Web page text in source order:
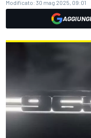
Modificato: 30 mag 2025, 09:01